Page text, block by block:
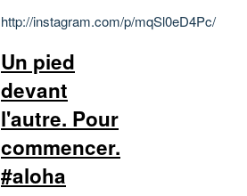
http://instagram.com/p/mqSl0eD4Pc/
Un pied
devant
l'autre. Pour
commencer.
#aloha